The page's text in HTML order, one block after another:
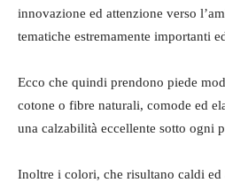
innovazione ed attenzione verso
tematiche estremamente importanti
Ecco che quindi prendono piede
cotone o fibre naturali, comode ed
una calzabilità eccellente sotto ogni
Inoltre i colori, che risultano caldi